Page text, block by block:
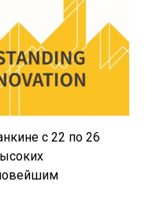
с 22 по 26